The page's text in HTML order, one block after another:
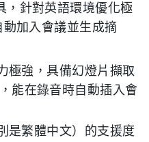
，針對英語環境優化極
加入會議並生成摘
極強，具備幻燈片擷取
能在錄音時自動插入會
是繁體中文）的支援度